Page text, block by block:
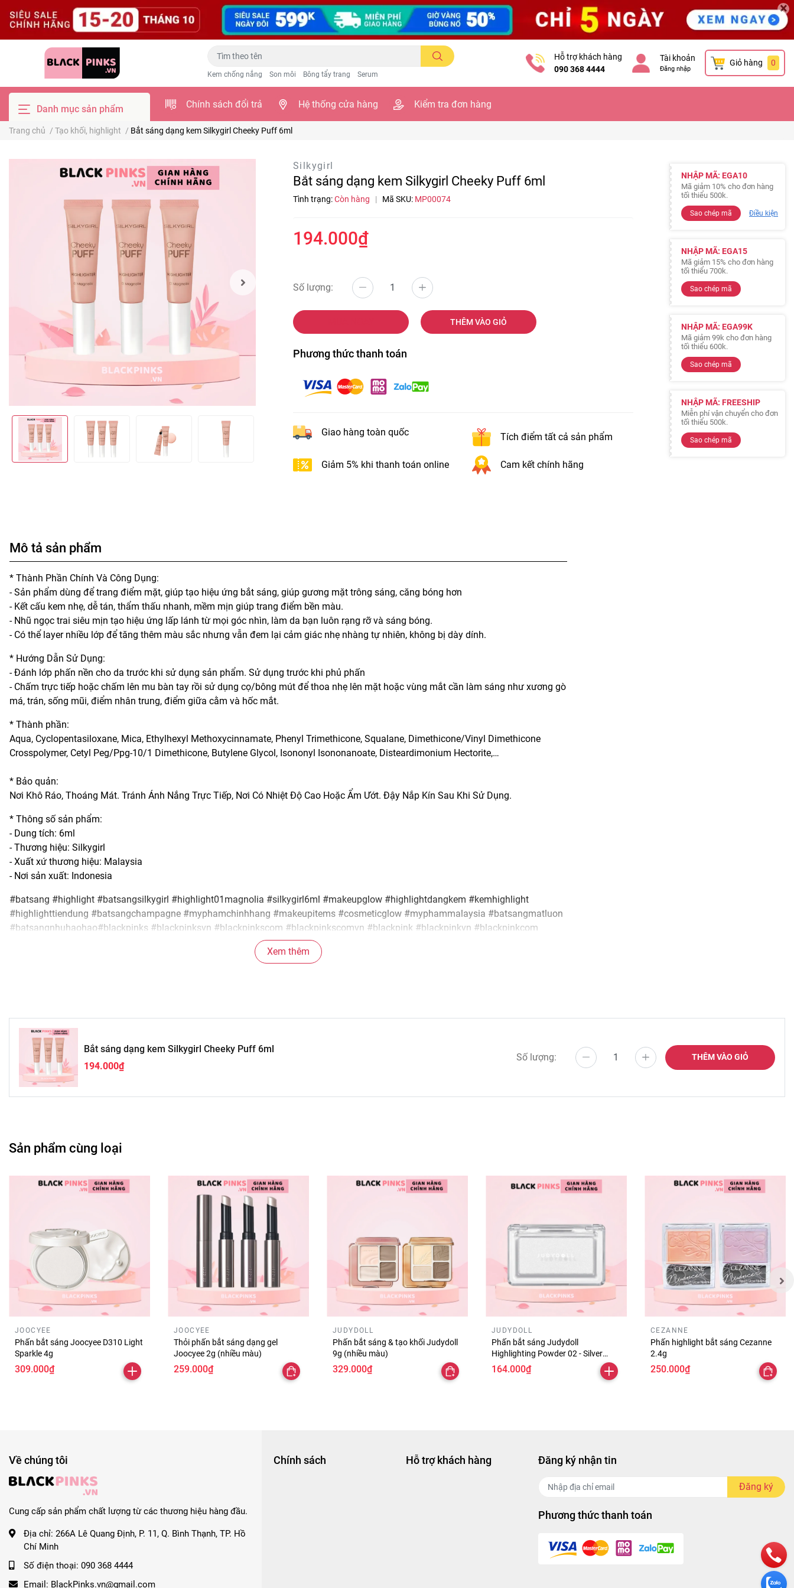
×
Kem chống nắng Son môi Bông tẩy trang Serum
Hỗ trợ khách hàng
090 368 4444
Tài khoản
Đăng nhập
Giỏ hàng 0
Danh mục sản phẩm Chính sách đổi trả Hệ thống cửa hàng Kiểm tra đơn hàng
Trang chủ / Tạo khối, highlight / Bắt sáng dạng kem Silkygirl Cheeky Puff 6ml
Silkygirl
Bắt sáng dạng kem Silkygirl Cheeky Puff 6ml
Tình trạng:Còn hàng | Mã SKU: MP00074
194.000₫
Số lượng:
THÊM VÀO GIỎ
Phương thức thanh toán
Giao hàng toàn quốc Tích điểm tất cả sản phẩm
Giảm 5% khi thanh toán online Cam kết chính hãng
NHẬP MÃ: EGA10
Mã giảm 10% cho đơn hàng
tối thiểu 500k.
Sao chép mã Điều kiện
NHẬP MÃ: EGA15
Mã giảm 15% cho đơn hàng
tối thiểu 700k.
Sao chép mã
NHẬP MÃ: EGA99K
Mã giảm 99k cho đơn hàng
tối thiểu 600k.
Sao chép mã
NHẬP MÃ: FREESHIP
Miễn phí vận chuyển cho đơn
tối thiểu 500k.
Sao chép mã
Mô tả sản phẩm
* Thành Phần Chính Và Công Dụng:
- Sản phẩm dùng để trang điểm mặt, giúp tạo hiệu ứng bắt sáng, giúp gương mặt trông sáng, căng bóng hơn
- Kết cấu kem nhẹ, dễ tán, thẩm thấu nhanh, mềm mịn giúp trang điểm bền màu.
- Nhũ ngọc trai siêu mịn tạo hiệu ứng lấp lánh từ mọi góc nhìn, làm da bạn luôn rạng rỡ và sáng bóng.
- Có thể layer nhiều lớp để tăng thêm màu sắc nhưng vẫn đem lại cảm giác nhẹ nhàng tự nhiên, không bị dày dính.
* Hướng Dẫn Sử Dụng:
- Đánh lớp phấn nền cho da trước khi sử dụng sản phẩm. Sử dụng trước khi phủ phấn
- Chấm trực tiếp hoặc chấm lên mu bàn tay rồi sử dụng cọ/bông mút để thoa nhẹ lên mặt hoặc vùng mắt cần làm sáng như xương gò
má, trán, sống mũi, điểm nhân trung, điểm giữa cằm và hốc mắt.
* Thành phần:
Aqua, Cyclopentasiloxane, Mica, Ethylhexyl Methoxycinnamate, Phenyl Trimethicone, Squalane, Dimethicone/Vinyl Dimethicone
Crosspolymer, Cetyl Peg/Ppg-10/1 Dimethicone, Butylene Glycol, Isononyl Isononanoate, Disteardimonium Hectorite,…
* Bảo quản:
Nơi Khô Ráo, Thoáng Mát. Tránh Ánh Nắng Trực Tiếp, Nơi Có Nhiệt Độ Cao Hoặc Ẩm Ướt. Đậy Nắp Kín Sau Khi Sử Dụng.
* Thông số sản phẩm:
- Dung tích: 6ml
- Thương hiệu: Silkygirl
- Xuất xứ thương hiệu: Malaysia
- Nơi sản xuất: Indonesia
#batsang #highlight #batsangsilkygirl #highlight01magnolia #silkygirl6ml #makeupglow #highlightdangkem #kemhighlight
#highlighttiendung #batsangchampagne #myphamchinhhang #makeupitems #cosmeticglow #myphammalaysia #batsangmatluon
#batsangnhuhaohao#blackpinks #blackpinksvn #blackpinkscom #blackpinkscomvn #blackpink #blackpinkvn #blackpinkcom
#blackpinkcomvn #blps #blpsvn #blpscom #blpscomvn #blp #blpvn #blpcom #blpcomvn #blackpinks.vn_hochiminh
Xem thêm
Bắt sáng dạng kem Silkygirl Cheeky Puff 6ml
194.000₫
Số lượng: THÊM VÀO GIỎ
Sản phẩm cùng loại
JOOCYEE
Phấn bắt sáng Joocyee D310 Light
Sparkle 4g
309.000₫
JOOCYEE
Thỏi phấn bắt sáng dạng gel
Joocyee 2g (nhiều màu)
259.000₫
JUDYDOLL
Phấn bắt sáng & tạo khối Judydoll
9g (nhiều màu)
329.000₫
JUDYDOLL
Phấn bắt sáng Judydoll
Highlighting Powder 02 - Silver
White 2g
164.000₫
CEZANNE
Phấn highlight bắt sáng Cezanne
2.4g
250.000₫
Về chúng tôi
Cung cấp sản phẩm chất lượng từ các thương hiệu hàng đầu.
Địa chỉ: 266A Lê Quang Định, P. 11, Q. Bình Thạnh, TP. Hồ
Chí Minh
Số điện thoại: 090 368 4444
Email: BlackPinks.vn@gmail.com
Chính sách Hỗ trợ khách hàng Đăng ký nhận tin
Đăng ký
Phương thức thanh toán